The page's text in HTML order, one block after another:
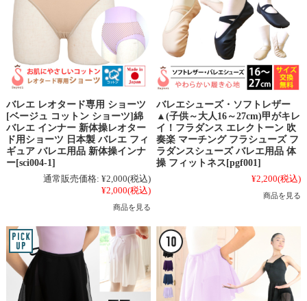
バレエ レオタード専用 ショーツ
[ベージュ コットン ショーツ]綿
バレエ インナー 新体操レオター
ド用ショーツ 日本製 バレエ フィ
ギュア バレエ用品 新体操インナ
ー[sci004-1]
通常販売価格: ¥2,000(税込)
¥2,000(税込)
商品を見る
バレエシューズ・ソフトレザー
▲(子供～大人16～27cm)甲がキレ
イ！フラダンス エレクトーン 吹
奏楽 マーチング フラシューズ フ
ラダンスシューズ バレエ用品 体
操 フィットネス[pgf001]
¥2,200(税込)
商品を見る